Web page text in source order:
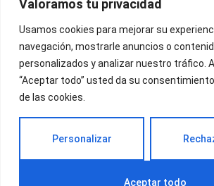
Valoramos tu privacidad
Usamos cookies para mejorar su
navegación, mostrarle anuncios o
personalizados y analizar nuestro tráfico.
“Aceptar todo” usted da su
de las cookies.
Personalizar
Aceptar todo